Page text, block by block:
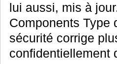
lui aussi, mis à
Components Type
sécurité corrige
confidentiellement